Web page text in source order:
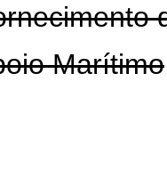
Marítimo